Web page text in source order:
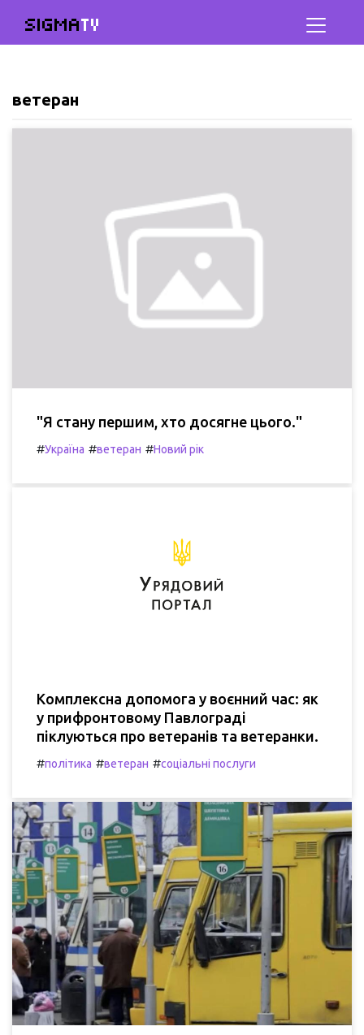
SIGMATV
ветеран
"Я стану першим, хто досягне цього."
#Україна #ветеран #Новий рік
Комплексна допомога у воєнний час: як
у прифронтовому Павлограді
піклуються про ветеранів та ветеранки.
#політика #ветеран #соціальні послуги